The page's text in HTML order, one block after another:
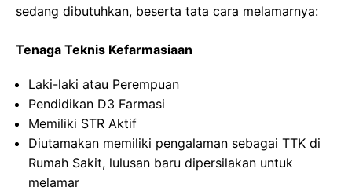
sedang dibutuhkan, beserta tata cara melamarnya:
Tenaga Teknis Kefarmasiaan
Laki-laki atau Perempuan
Pendidikan D3 Farmasi
Memiliki STR Aktif
Diutamakan memiliki pengalaman sebagai TTK di
Rumah Sakit, lulusan baru dipersilakan untuk
melamar